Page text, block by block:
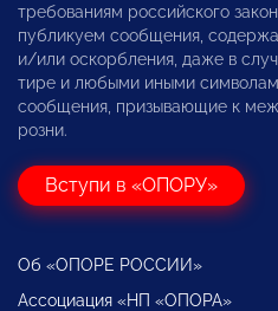
требованиям российского
публикуем сообщения,
и/или оскорбления, даже в
тире и любыми иными
сообщения, призывающие к
розни.
Вступи в «ОПОРУ»
Об «ОПОРЕ РОССИИ»
Ассоциация «НП «ОПОРА»